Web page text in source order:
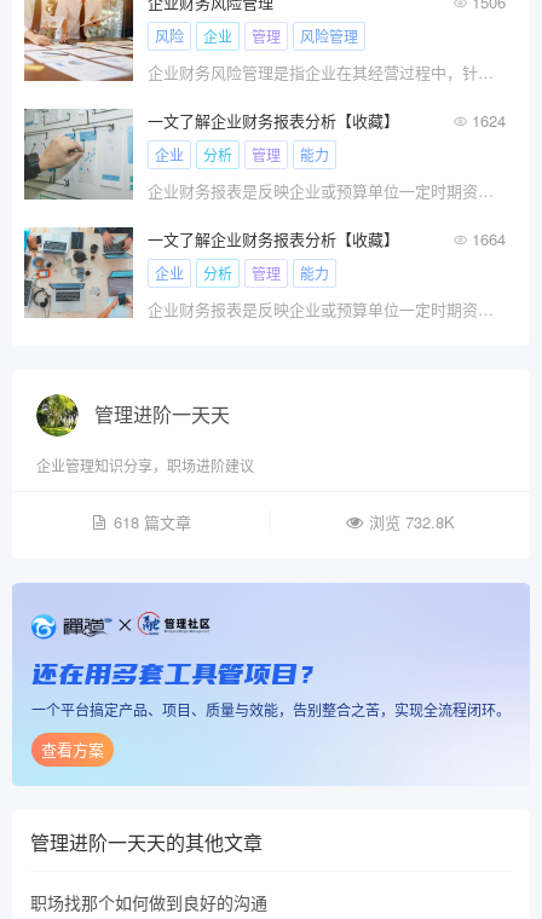
风险 企业 管理 风险管理
企业财务风险管理是指企业在其经营过程中，针对可能出现的财务风险进行识别、度量、分析和评价，并据此制定和实施相应
一文了解企业财务报表分析【收藏】 1624
企业 分析 管理 能力
企业财务报表是反映企业或预算单位一定时期资金、利润状况的会计报表。我国财务报表的种类、格式、编报要求，均由统一的会计制度作出规定，要求企业定期编报。
一文了解企业财务报表分析【收藏】 1664
企业 分析 管理 能力
企业财务报表是反映企业或预算单位一定时期资金、利润状况的会计报表。我国财务报表的种类、格式、编报要求，均由统一的会计制度作出规定，要求企业定期编报。
管理进阶一天天
企业管理知识分享，职场进阶建议
618 篇文章 浏览 732.8K
还在用多套工具管项目？
一个平台搞定产品、项目、质量与效能，告别整合之苦，实现全流程闭环。
查看方案
管理进阶一天天的其他文章
职场找那个如何做到良好的沟通